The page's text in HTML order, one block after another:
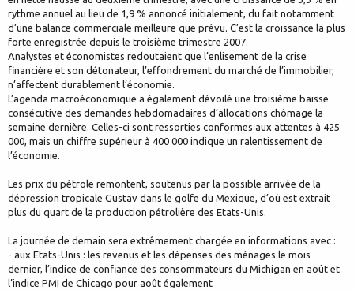
rythme annuel au lieu de 1,9 % annoncé initialement, du fait notamment
d’une balance commerciale meilleure que prévu. C’est la croissance la plus
forte enregistrée depuis le troisième trimestre 2007.
Analystes et économistes redoutaient que l’enlisement de la crise
financière et son détonateur, l’effondrement du marché de l’immobilier,
n’affectent durablement l’économie.
L’agenda macroéconomique a également dévoilé une troisième baisse
consécutive des demandes hebdomadaires d’allocations chômage la
semaine dernière. Celles-ci sont ressorties conformes aux attentes à 425
000, mais un chiffre supérieur à 400 000 indique un ralentissement de
l’économie.
Les prix du pétrole remontent, soutenus par la possible arrivée de la
dépression tropicale Gustav dans le golfe du Mexique, d’où est extrait
plus du quart de la production pétrolière des Etats-Unis.
La journée de demain sera extrêmement chargée en informations avec :
- aux Etats-Unis : les revenus et les dépenses des ménages le mois
dernier, l’indice de confiance des consommateurs du Michigan en août et
l’indice PMI de Chicago pour août également